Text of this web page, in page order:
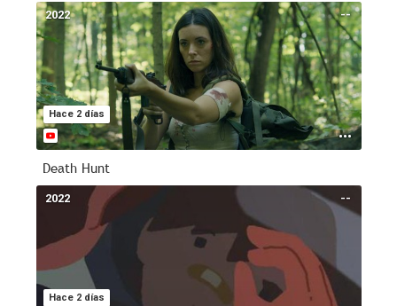
--
Hace 2 días
2022
Death Hunt
--
Hace 2 días
2022